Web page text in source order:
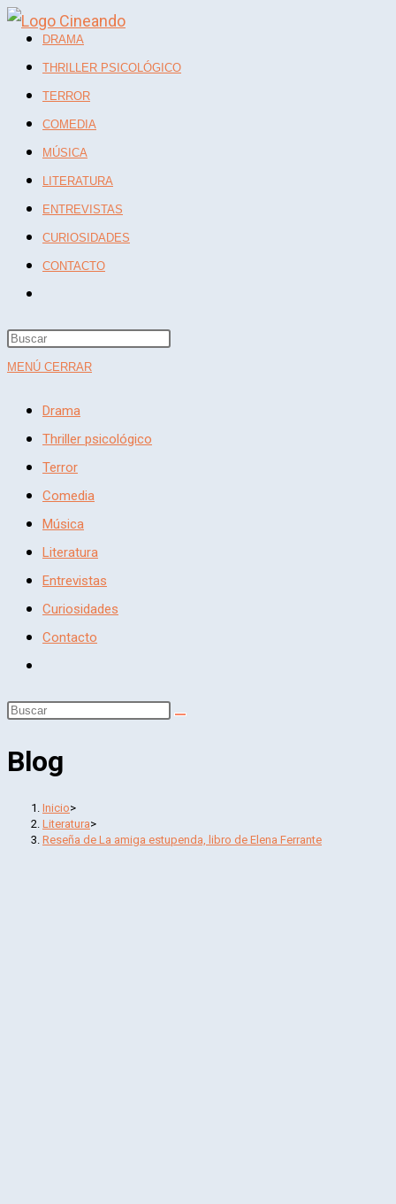
Ir
contenido
DRAMA
THRILLER PSICOLÓGICO
TERROR
COMEDIA
MÚSICA
LITERATURA
ENTREVISTAS
CURIOSIDADES
CONTACTO
Pulsa
MENÚ CERRAR
Drama
Thriller psicológico
Terror
Comedia
Música
Literatura
Entrevistas
Curiosidades
Contacto
de
web
Buscar
esta
Blog
Inicio>
Literatura>
Reseña de La amiga estupenda, libro de Elena Ferrante